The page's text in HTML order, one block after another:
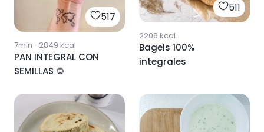
517
7min · 2849 kcal
PAN INTEGRAL CON
SEMILLAS 🌻
511
2206 kcal
Bagels 100%
integrales